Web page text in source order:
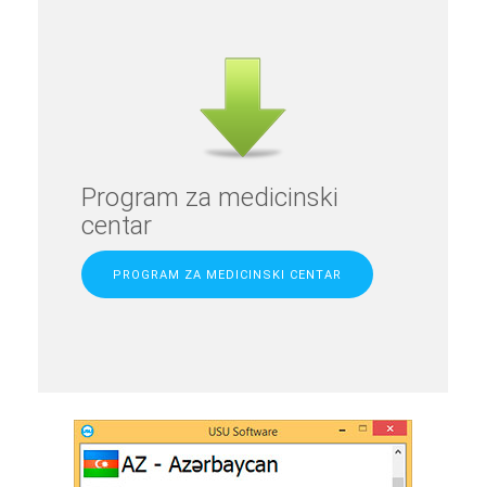
Program za medicinski
centar
PROGRAM ZA MEDICINSKI CENTAR